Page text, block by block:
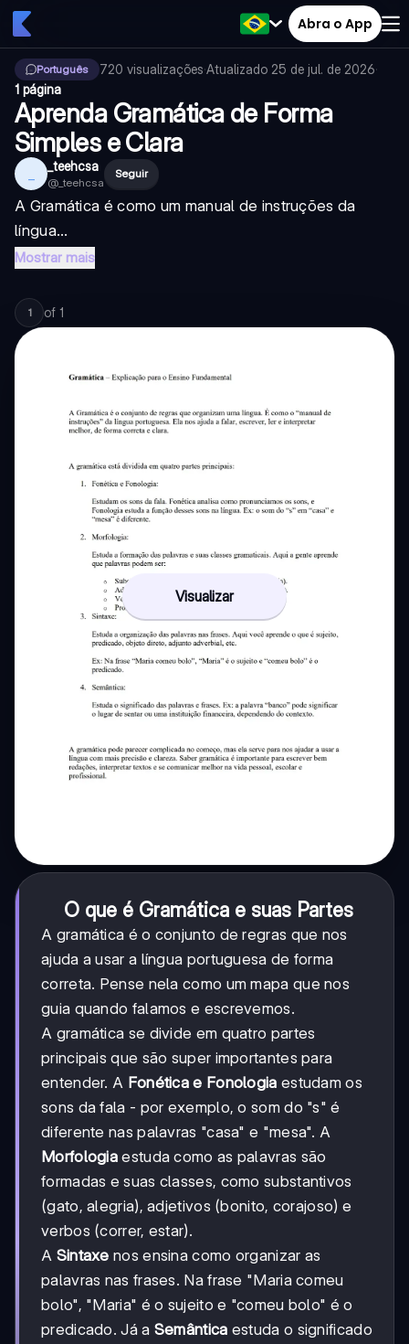
Abra o App
Português 720 visualizações·Atualizado 25 de jul. de 2026·
1 página
Aprenda Gramática de Forma
Simples e Clara
_teehcsa
@ _teehcsa
Seguir
A Gramática é como um manual de instruções da
língua...
Mostrar mais
1 of 1
Visualizar
O que é Gramática e suas Partes
A gramática é o conjunto de regras que nos
ajuda a usar a língua portuguesa de forma
correta. Pense nela como um mapa que nos
guia quando falamos e escrevemos.
A gramática se divide em quatro partes
principais que são super importantes para
entender. A Fonética e Fonologia estudam os
sons da fala - por exemplo, o som do "s" é
diferente nas palavras "casa" e "mesa". A
Morfologia estuda como as palavras são
formadas e suas classes, como substantivos
(gato, alegria), adjetivos (bonito, corajoso) e
verbos (correr, estar).
A Sintaxe nos ensina como organizar as
palavras nas frases. Na frase "Maria comeu
bolo", "Maria" é o sujeito e "comeu bolo" é o
predicado. Já a Semântica estuda o significado